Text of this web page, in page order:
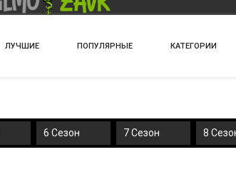
ЛУЧШИЕ ПОПУЛЯРНЫЕ КАТЕГОРИИ
6 Сезон 7 Сезон 8